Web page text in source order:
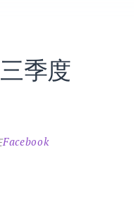
季度
Facebook